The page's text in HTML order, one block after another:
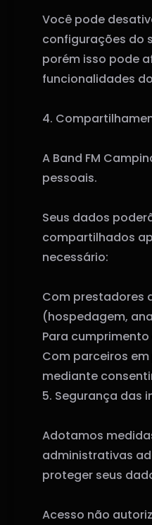
Você pode
configurações do
porém isso pode
funcionalidades
4.
A Band FM
pessoais.
Seus dados
compartilhados
necessário:
Com prestadores
(hospedagem,
Para
Com parceiros
mediante
5. Segurança das
Adotamos
administrativas
proteger seus
Acesso não